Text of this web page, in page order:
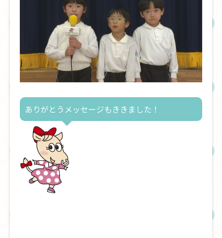
ありがとうメッセージもききました！